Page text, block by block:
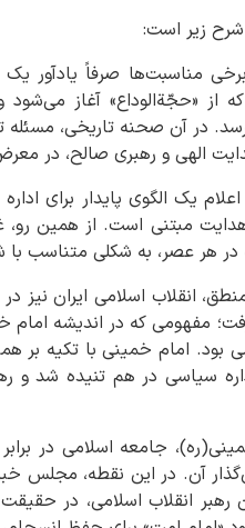
زیر است:
برخی مناسبت‌ها صرفاً
از «حجّةالوداع» آغاز
در آن صحنه تاریخی، مسئله
الهی و رهبری صالح، در
یک الگوی پایدار برای
هدایت مبتنی است. از همین
هر عصر، به شکلی متناسب با
انقلاب اسلامی ایران
مفهومی که در اندیشه امام
بود. امام خمینی با تکیه بر
سیاسی در هم تنیده شد و
جامعه اسلامی در
آن. در این نقطه، مجلس
رهبر انقلاب اسلامی، در